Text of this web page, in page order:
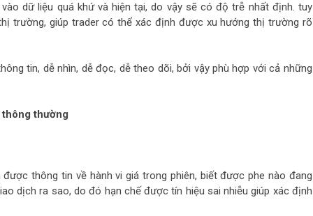
dữ liệu quá khứ và hiện tại, do vậy sẽ có độ trễ nhất định. tuy
trường, giúp trader có thể xác định được xu hướng thị trường rõ
tin, dễ nhìn, dễ đọc, dễ theo dõi, bởi vậy phù hợp với cả những
thông thường
thông tin về hành vi giá trong phiên, biết được phe nào đang
dịch ra sao, do đó hạn chế được tín hiệu sai nhiễu giúp xác định